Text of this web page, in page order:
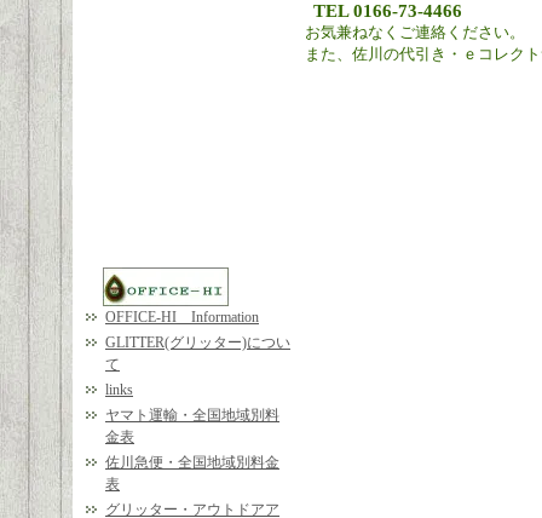
OFFICE-HI Information
GLITTER(グリッター)につい
て
links
ヤマト運輸・全国地域別料
金表
佐川急便・全国地域別料金
表
グリッター・アウトドアア
TEL 0166-73-4466
お気兼ねなくご連絡ください。
また、佐川の代引き・ｅコレク